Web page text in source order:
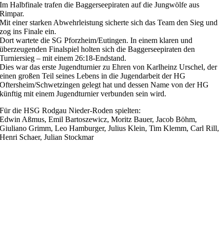
Im Halbfinale trafen die Baggerseepiraten auf die Jungwölfe aus
Rimpar.
Mit einer starken Abwehrleistung sicherte sich das Team den Sieg und
zog ins Finale ein.
Dort wartete die SG Pforzheim/Eutingen. In einem klaren und
überzeugenden Finalspiel holten sich die Baggerseepiraten den
Turniersieg – mit einem 26:18‑Endstand.
Dies war das erste Jugendturnier zu Ehren von Karlheinz Urschel, der
einen großen Teil seines Lebens in die Jugendarbeit der HG
Oftersheim/Schwetzingen gelegt hat und dessen Name von der HG
künftig mit einem Jugendturnier verbunden sein wird.
Für die HSG Rodgau Nieder-Roden spielten:
Edwin Aßmus, Emil Bartoszewicz, Moritz Bauer, Jacob Böhm,
Giuliano Grimm, Leo Hamburger, Julius Klein, Tim Klemm, Carl Rill,
Henri Schaer, Julian Stockmar